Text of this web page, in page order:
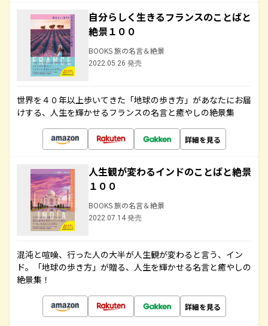
自分らしく生きるフランスのことばと
絶景１００
BOOKS 旅の名言＆絶景
2022.05.26 発売
世界を４０年以上歩いてきた「地球の歩き方」があなたにお届
けする、人生を輝かせるフランスの名言と癒やしの絶景集
詳細を見る
人生観が変わるインドのことばと絶景
１００
BOOKS 旅の名言＆絶景
2022.07.14 発売
混沌と喧噪、行った人の大半が人生観が変わると言う、イン
ド。「地球の歩き方」が贈る、人生を輝かせる名言と癒やしの
絶景集！
詳細を見る